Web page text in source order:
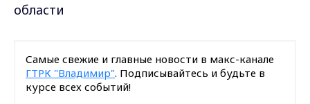
области
Самые свежие и главные новости в макс-канале
ГТРК "Владимир". Подписывайтесь и будьте в
курсе всех событий!